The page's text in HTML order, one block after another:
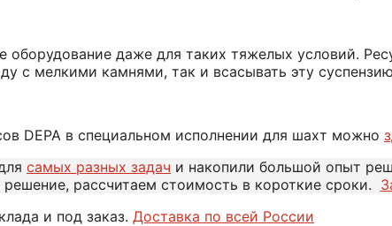
даже для таких тяжелых условий.
с мелкими камнями, так и всасывать эту
DEPA в специальном исполнении для шахт можно
самых разных задач и накопили большой опыт
рассчитаем стоимость в короткие сроки.
и под заказ. Доставка по всей России